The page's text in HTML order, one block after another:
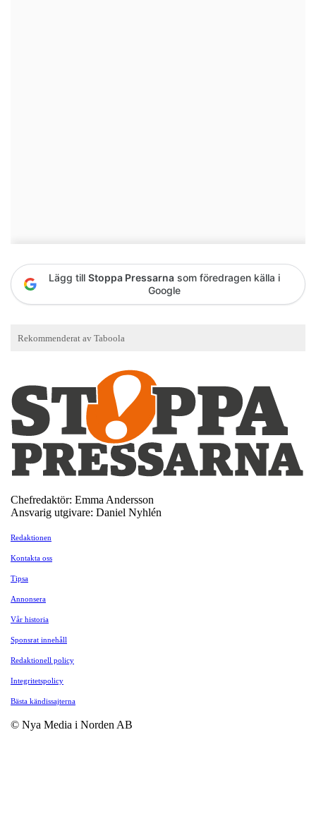
Lägg till Stoppa Pressarna som föredragen källa i
Google
Chefredaktör: Emma Andersson
Ansvarig utgivare: Daniel Nyhlén
Redaktionen
Kontakta oss
Tipsa
Annonsera
Vår historia
Sponsrat innehåll
Redaktionell policy
Integritetspolicy
Bästa kändissajterna
© Nya Media i Norden AB